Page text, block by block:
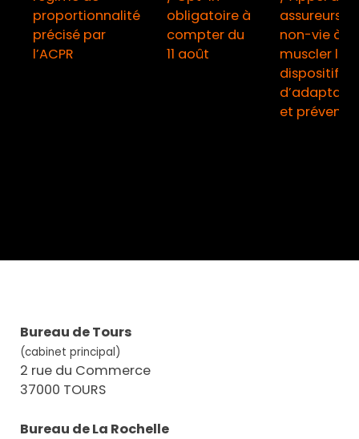
proportionnalité
précisé par
l’ACPR
obligatoire à
compter du
11 août
assureurs
non-vie à
muscler
dispositifs
et
Bureau de Tours
(cabinet principal)
2 rue du Commerce
37000 TOURS
Bureau de La Rochelle